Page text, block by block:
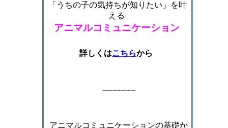
「うちの子の気持ちが知りたい」を叶
える
アニマルコミュニケーション
詳しくはこちらから
-------------
アニマルコミュニケーションの基礎か